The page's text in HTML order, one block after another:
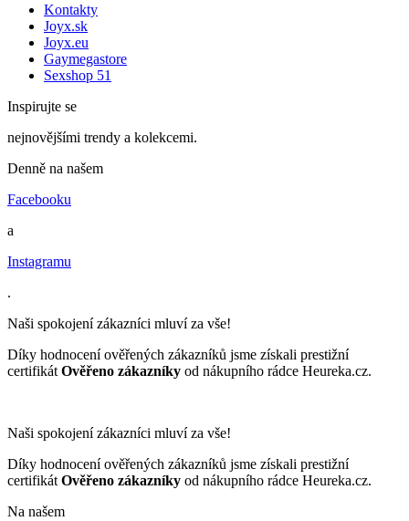
Kontakty
Joyx.sk
Joyx.eu
Gaymegastore
Sexshop 51
Inspirujte se
nejnovějšími trendy a kolekcemi.
Denně na našem
Facebooku
a
Instagramu
.
Naši spokojení zákazníci mluví za vše!
Díky hodnocení ověřených zákazníků jsme získali prestižní
certifikát Ověřeno zákazníky od nákupního rádce Heureka.cz.
Naši spokojení zákazníci mluví za vše!
Díky hodnocení ověřených zákazníků jsme získali prestižní
certifikát Ověřeno zákazníky od nákupního rádce Heureka.cz.
Na našem